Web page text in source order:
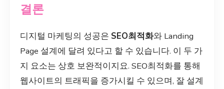
결론
디지털 마케팅의 성공은 SEO최적화와 Landing
Page 설계에 달려 있다고 할 수 있습니다. 이 두 가
지 요소는 상호 보완적이지요. SEO최적화를 통해
웹사이트의 트래픽을 증가시킬 수 있으며, 잘 설계